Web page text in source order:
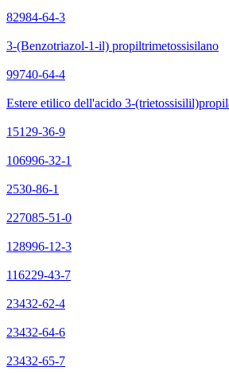
82984-64-3
3-(Benzotriazol-1-il) propiltrimetossisilano
99740-64-4
Estere etilico dell'acido 3-
15129-36-9
106996-32-1
2530-86-1
227085-51-0
128996-12-3
116229-43-7
23432-62-4
23432-64-6
23432-65-7